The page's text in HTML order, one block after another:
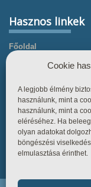
Hasznos linkek
Főoldal
Tudástár
Üzletszabályzat
Kapcsolat
Cookie
A legjobb élmény
használunk, mint a
használunk, mint a
eléréséhez. Ha
olyan adatokat
böngészési
elmulasztása érinthet.